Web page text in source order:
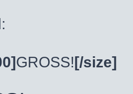
GROSS![/size]